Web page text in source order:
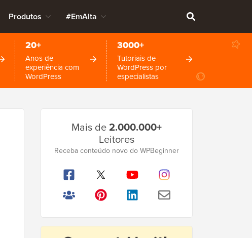
Produtos #EmAlta
20+
Anos de
experiência com
WordPress
3000+
Tutoriais de
WordPress por
especialistas
Lateral
Principal
Mais de2.000.000+
Leitores
Receba conteúdo novo do WPBeginner